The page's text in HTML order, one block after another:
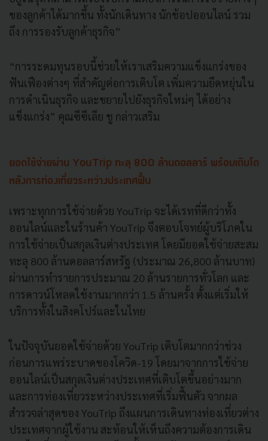
ของลูกค้าได้มากขึ้น ทั้งนักเดินทาง นักช้อปออนไลน์ รวม
ถึง การรองรับลูกค้าธุรกิจ”
“การระดมทุนรอบนี้ช่วยให้เราเสริมความแข็งแกร่งของ
ฟันเฟืองต่างๆ ที่สำคัญต่อการเติบโต เพิ่มความยืดหยุ่นใน
การดำเนินธุรกิจ และขยายไปยังธุรกิจใหม่ๆ ได้อย่าง
แข็งแกร่ง” คุณซีซีเลีย ชู กล่าวเสริม
ยอดใช้จ่ายผ่าน YouTrip ทะลุ 800 ล้านดอลลาร์ พร้อมเติบโต
หลังการท่องเที่ยวระหว่างประเทศฟื้น
เพราะทุกการใช้จ่ายด้วย YouTrip จะได้เรทที่ดีกว่าทั้ง
ออนไลน์และในร้านค้า YouTrip จึงตอบโจทย์ผู้บริโภคใน
การใช้จ่ายเป็นสกุลเงินต่างประเทศ โดยมียอดใช้จ่ายสะสม
ทะลุ 800 ล้านดอลลาร์สหรัฐ (ประมาณ 26,800 ล้านบาท)
ผ่านการทำรายการประมาณ 20 ล้านรายการทั่วโลก และ
การดาวน์โหลดใช้งานมากกว่า 1.5 ล้านครั้ง ตั้งแต่เริ่มให้
บริการทั้งในสิงคโปร์และในไทย
ในปัจจุบันยอดใช้จ่ายด้วย YouTrip เติบโตมากกว่าช่วง
ก่อนการแพร่ระบาดของโควิด-19 โดยมาจากการใช้จ่าย
ออนไลน์เป็นสกุลเงินต่างประเทศที่เติบโตขึ้นอย่างมาก
และการท่องเที่ยวระหว่างประเทศที่เริ่มฟื้นตัว จากผล
สำรวจล่าสุดของ YouTrip ถึงแผนการเดินทางท่องเที่ยวต่าง
ประเทศจากผู้ใช้งาน สะท้อนให้เห็นถึงความต้องการเดิน